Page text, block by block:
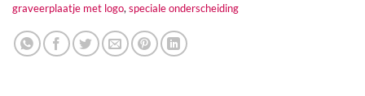
graveerplaatje met logo, speciale onderscheiding